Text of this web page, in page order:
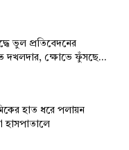
ভুল প্রতিবেদনের
দখলদার, ক্ষোভে ফুঁসছে...
হাত ধরে পলায়ন